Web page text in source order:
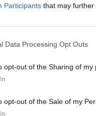
Participants that may further
Data Processing Opt Outs
opt-out of the Sharing of my
opt-out of the Sale of my